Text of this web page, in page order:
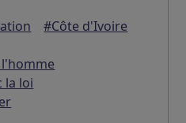
#Côte d'Ivoire
la loi